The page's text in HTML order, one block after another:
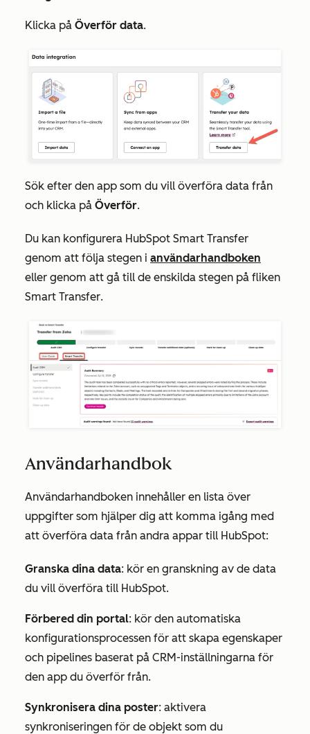
Klicka på Överför data.
Sök efter den app som du vill överföra data från
och klicka på Överför.
Du kan konfigurera HubSpot Smart Transfer
genom att följa stegen i användarhandboken
eller genom att gå till de enskilda stegen på fliken
Smart Transfer.
Användarhandbok
Användarhandboken innehåller en lista över
uppgifter som hjälper dig att komma igång med
att överföra data från andra appar till HubSpot:
Granska dina data: kör en granskning av de data
du vill överföra till HubSpot.
Förbered din portal: kör den automatiska
konfigurationsprocessen för att skapa egenskaper
och pipelines baserat på CRM-inställningarna för
den app du överför från.
Synkronisera dina poster: aktivera
synkroniseringen för de objekt som du